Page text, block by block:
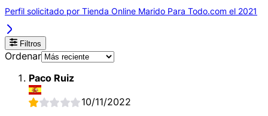
Perfil solicitado por Tienda Online Marido Para Todo.com el 2021
Filtros
Ordenar
Paco Ruiz
10/11/2022